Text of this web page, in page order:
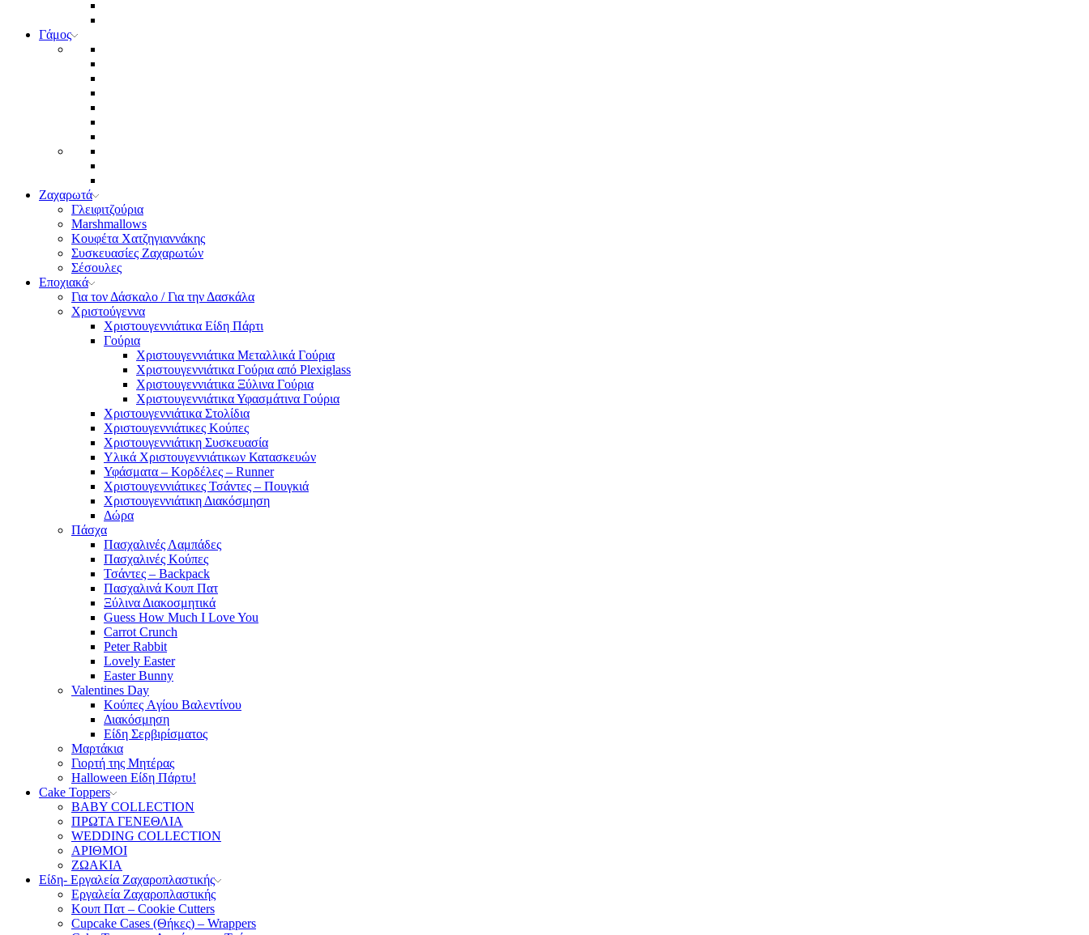
Γάμος
Ζαχαρωτά
Γλειφιτζούρια
Marshmallows
Κουφέτα Χατζηγιαννάκης
Συσκευασίες Ζαχαρωτών
Σέσουλες
Εποχιακά
Για τον Δάσκαλο / Για την Δασκάλα
Χριστούγεννα
Χριστουγεννιάτικα Είδη Πάρτι
Γούρια
Χριστουγεννιάτικα Μεταλλικά Γούρια
Χριστουγεννιάτικα Γούρια από Plexiglass
Χριστουγεννιάτικα Ξύλινα Γούρια
Χριστουγεννιάτικα Υφασμάτινα Γούρια
Χριστουγεννιάτικα Στολίδια
Χριστουγεννιάτικες Κούπες
Χριστουγεννιάτικη Συσκευασία
Υλικά Χριστουγεννιάτικων Κατασκευών
Υφάσματα – Κορδέλες – Runner
Χριστουγεννιάτικες Τσάντες – Πουγκιά
Χριστουγεννιάτικη Διακόσμηση
Δώρα
Πάσχα
Πασχαλινές Λαμπάδες
Πασχαλινές Κούπες
Τσάντες – Backpack
Πασχαλινά Κουπ Πατ
Ξύλινα Διακοσμητικά
Guess How Much I Love You
Carrot Crunch
Peter Rabbit
Lovely Easter
Easter Bunny
Valentines Day
Κούπες Aγίου Βαλεντίνου
Διακόσμηση
Είδη Σερβιρίσματος
Μαρτάκια
Γιορτή της Μητέρας
Halloween Είδη Πάρτυ!
Cake Toppers
BABY COLLECTION
ΠΡΩΤΑ ΓΕΝΕΘΛΙΑ
WEDDING COLLECTION
ΑΡΙΘΜΟΙ
ΖΩΑΚΙΑ
Είδη- Εργαλεία Ζαχαροπλαστικής
Εργαλεία Ζαχαροπλαστικής
Κουπ Πατ – Cookie Cutters
Cupcake Cases (Θήκες) – Wrappers